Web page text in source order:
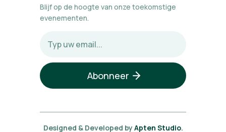
Blijf op de hoogte van onze toekomstige
evenementen.
Designed & Developed byApten Studio.